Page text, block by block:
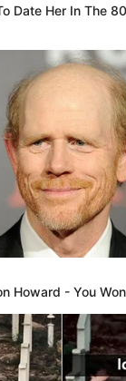
Date Her In The
Howard - You